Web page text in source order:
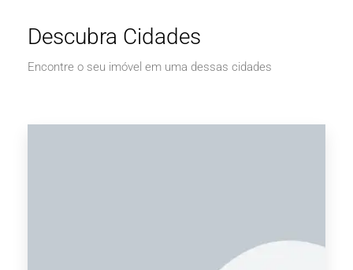
Descubra Cidades
Encontre o seu imóvel em uma dessas cidades